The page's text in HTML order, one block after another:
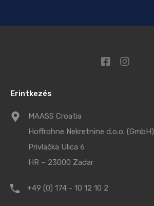
Erintkezés
MAASS Croatia
Hoffrohne Nekretnine d.o.o. (GmbH)
Privlačka Ulica 6
HR – 23000 Zadar
+49 (0) 174 - 10 12 10 2